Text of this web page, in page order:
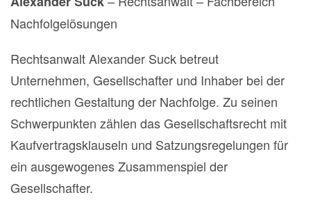
Nachfolgelösungen
Rechtsanwalt Alexander Suck betreut
Unternehmen, Gesellschafter und Inhaber bei der
rechtlichen Gestaltung der Nachfolge. Zu seinen
Schwerpunkten zählen das Gesellschaftsrecht mit
Kaufvertragsklauseln und Satzungsregelungen für
ein ausgewogenes Zusammenspiel der
Gesellschafter.